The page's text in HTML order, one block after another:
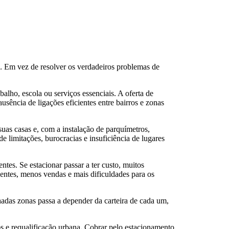
vez de resolver os verdadeiros problemas de
escola ou serviços essenciais. A oferta de
de ligações eficientes entre bairros e zonas
casas e, com a instalação de parquímetros,
limitações, burocracias e insuficiência de lugares
Se estacionar passar a ter custo, muitos
menos vendas e mais dificuldades para os
zonas passa a depender da carteira de cada um,